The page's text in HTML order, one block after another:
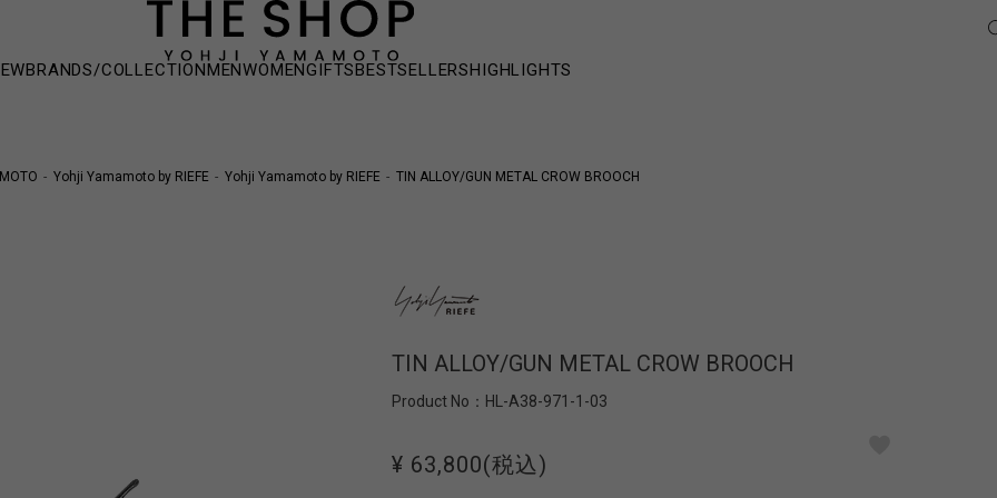
BRANDS/COLLECTIONMENWOMENGIFTSBESTSELLERSHIGHLIGHTS
Yohji Yamamoto by RIEFE Yohji Yamamoto by RIEFE TIN ALLOY/GUN METAL CROW BROOCH
TIN ALLOY/GUN METAL CROW BROOCH
Product No： HL-A38-971-1-03
¥ 63,800(税込)